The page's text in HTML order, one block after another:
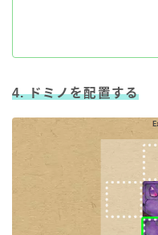
4. ドミノを配置する